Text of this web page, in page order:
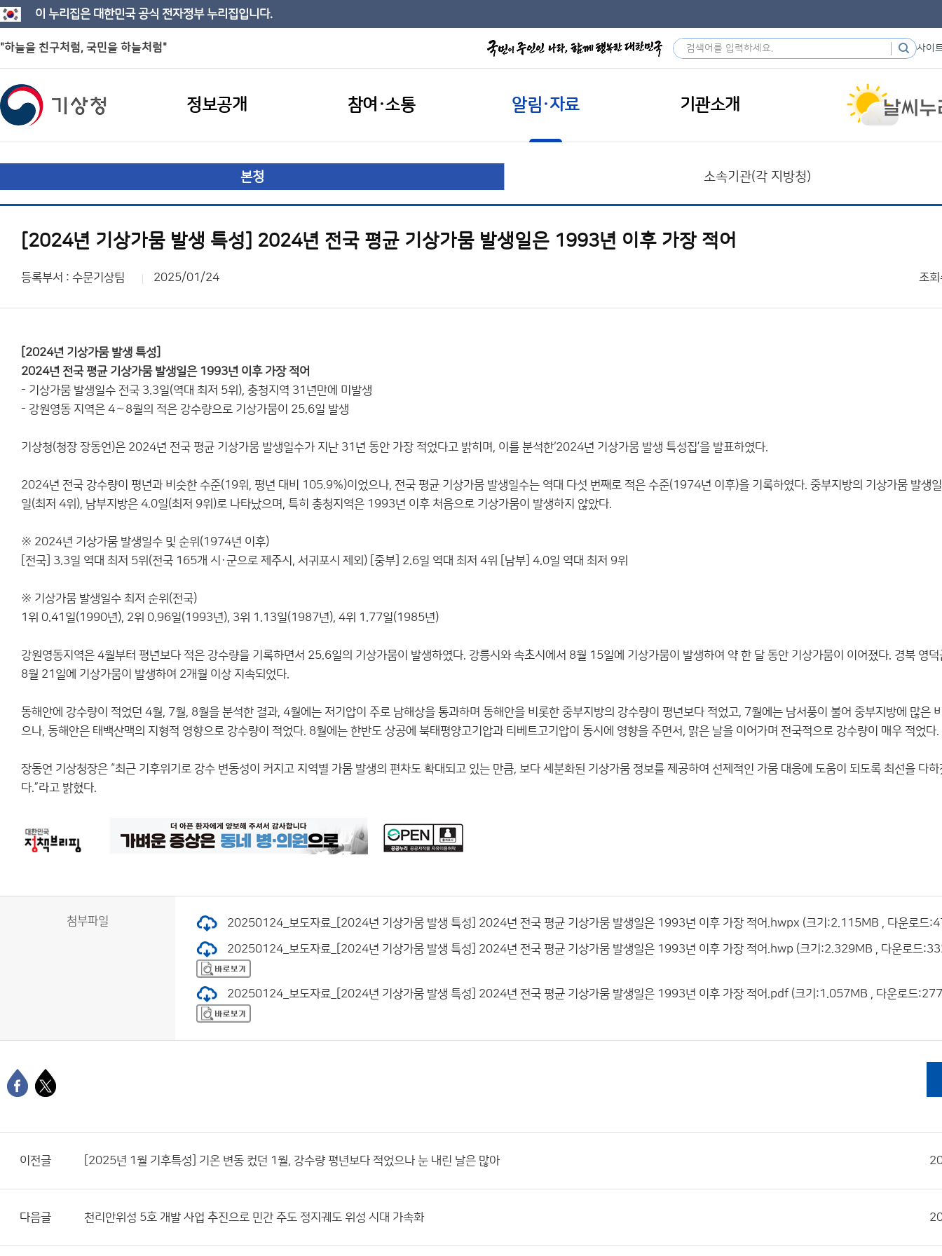
이 누리집은 대한민국 공식 전자정부 누리집입니다.
"하늘을 친구처럼, 국민을 하늘처럼" 사이
정보공개 참여·소통 알림·자료 기관소개
본청 소속기관(각 지방청)
[2024년 기상가뭄 발생 특성] 2024년 전국 평균 기상가뭄 발생일은 1993년 이후 가장 적어
등록부서 : 수문기상팀 2025/01/24 조회
[2024년 기상가뭄 발생 특성]
2024년 전국 평균 기상가뭄 발생일은 1993년 이후 가장 적어
- 기상가뭄 발생일수 전국 3.3일(역대 최저 5위), 충청지역 31년만에 미발생
- 강원영동 지역은 4∼8월의 적은 강수량으로 기상가뭄이 25.6일 발생
기상청(청장 장동언)은 2024년 전국 평균 기상가뭄 발생일수가 지난 31년 동안 가장 적었다고 밝히며, 이를 분석한‘2024년 기상가뭄 발생 특성집’을 발표하였다.
2024년 전국 강수량이 평년과 비슷한 수준(19위, 평년 대비 105.9%)이었으나, 전국 평균 기상가뭄 발생일수는 역대 다섯 번째로 적은 수준(1974년 이후)을 기록하였다. 중부지방의 기상가뭄 발생
일(최저 4위), 남부지방은 4.0일(최저 9위)로 나타났으며, 특히 충청지역은 1993년 이후 처음으로 기상가뭄이 발생하지 않았다.
※ 2024년 기상가뭄 발생일수 및 순위(1974년 이후)
[전국] 3.3일 역대 최저 5위(전국 165개 시·군으로 제주시, 서귀포시 제외) [중부] 2.6일 역대 최저 4위 [남부] 4.0일 역대 최저 9위
※ 기상가뭄 발생일수 최저 순위(전국)
1위 0.41일(1990년), 2위 0.96일(1993년), 3위 1.13일(1987년), 4위 1.77일(1985년)
강원영동지역은 4월부터 평년보다 적은 강수량을 기록하면서 25.6일의 기상가뭄이 발생하였다. 강릉시와 속초시에서 8월 15일에 기상가뭄이 발생하여 약 한 달 동안 기상가뭄이 이어졌다. 경북 영덕
8월 21일에 기상가뭄이 발생하여 2개월 이상 지속되었다.
동해안에 강수량이 적었던 4월, 7월, 8월을 분석한 결과, 4월에는 저기압이 주로 남해상을 통과하며 동해안을 비롯한 중부지방의 강수량이 평년보다 적었고, 7월에는 남서풍이 불어 중부지방에 많은
으나, 동해안은 태백산맥의 지형적 영향으로 강수량이 적었다. 8월에는 한반도 상공에 북태평양고기압과 티베트고기압이 동시에 영향을 주면서, 맑은 날을 이어가며 전국적으로 강수량이 매우 적었다.
장동언 기상청장은 “최근 기후위기로 강수 변동성이 커지고 지역별 가뭄 발생의 편차도 확대되고 있는 만큼, 보다 세분화된 기상가뭄 정보를 제공하여 선제적인 가뭄 대응에 도움이 되도록 최선을 다하
다.”라고 밝혔다.
첨부파일 20250124_보도자료_[2024년 기상가뭄 발생 특성] 2024년 전국 평균 기상가뭄 발생일은 1993년 이후 가장 적어.hwpx (크기:2.115MB , 다운로드
20250124_보도자료_[2024년 기상가뭄 발생 특성] 2024년 전국 평균 기상가뭄 발생일은 1993년 이후 가장 적어.hwp (크기:2.329MB , 다운로드
20250124_보도자료_[2024년 기상가뭄 발생 특성] 2024년 전국 평균 기상가뭄 발생일은 1993년 이후 가장 적어.pdf (크기:1.057MB , 다운로드
이전글 [2025년 1월 기후특성] 기온 변동 컸던 1월, 강수량 평년보다 적었으나 눈 내린 날은 많아
다음글 천리안위성 5호 개발 사업 추진으로 민간 주도 정지궤도 위성 시대 가속화